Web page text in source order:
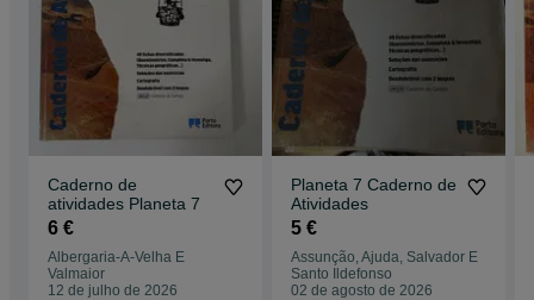
Caderno de
atividades Planeta 7
6 €
Albergaria-A-Velha E
Valmaior
12 de julho de 2026
Planeta 7 Caderno de
Atividades
5 €
Assunção, Ajuda, Salvador E
Santo Ildefonso
02 de agosto de 2026